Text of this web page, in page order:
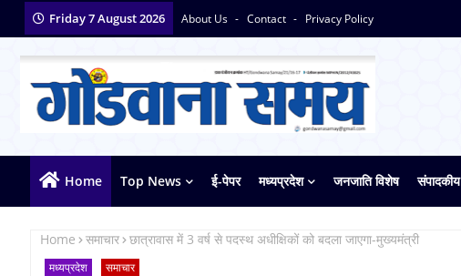
Friday 7 August 2026 About Us Contact Privacy Policy
Home Top News ई-पेपर मध्यप्रदेश जनजाति विशेष संपादकीय
Home समाचार छात्रावास में 3 वर्ष से पदस्थ अधीक्षिकों को बदला जाएगा-मुख्यमंत्री
मध्यप्रदेश समाचार